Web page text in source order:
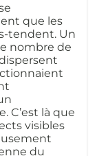
que les
tendent. Un
nombre de
C’est là que
visibles
du